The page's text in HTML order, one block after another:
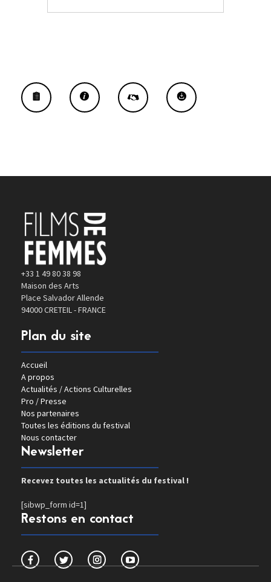
+33 1 49 80 38 98
Maison des Arts
Place Salvador Allende
94000 CRETEIL - FRANCE
Plan du site
Accueil
A propos
Actualités / Actions Culturelles
Pro / Presse
Nos partenaires
Toutes les éditions du festival
Nous contacter
Newsletter
Recevez toutes les actualités du festival !
[sibwp_form id=1]
Restons en contact